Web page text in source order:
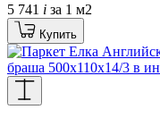
5 741 i за 1 м2
Купить